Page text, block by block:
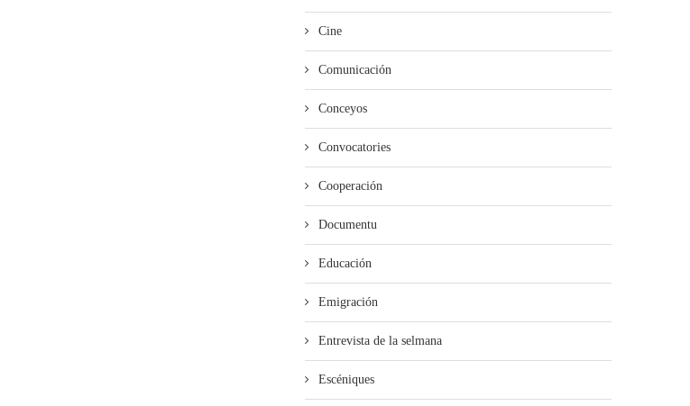
Cine
Comunicación
Conceyos
Convocatories
Cooperación
Documentu
Educación
Emigración
Entrevista de la selmana
Escéniques